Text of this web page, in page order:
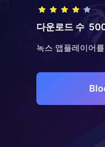
다운로드 수
녹스 앱플레이어